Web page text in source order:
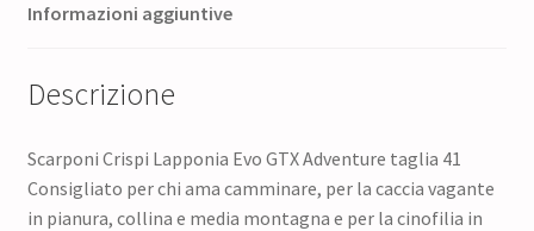
Informazioni aggiuntive
Descrizione
Scarponi Crispi Lapponia Evo GTX Adventure taglia 41
Consigliato per chi ama camminare, per la caccia vagante
in pianura, collina e media montagna e per la cinofilia in